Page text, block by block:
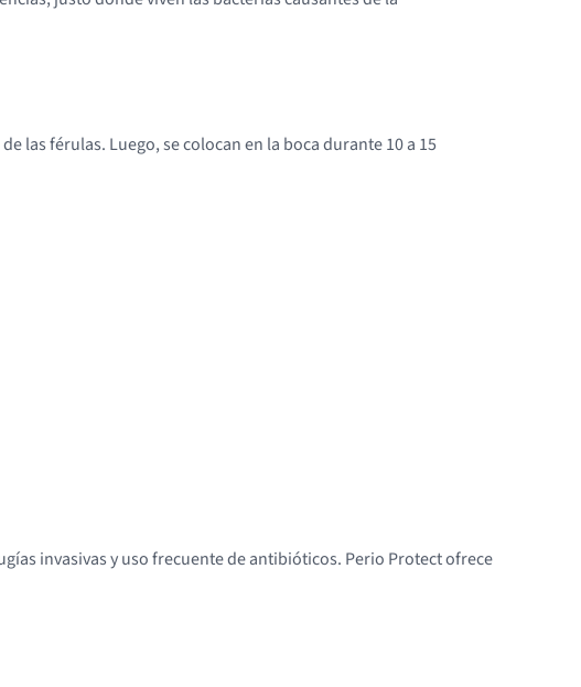
las férulas. Luego, se colocan en la boca durante 10 a 15
invasivas y uso frecuente de antibióticos. Perio Protect ofrece